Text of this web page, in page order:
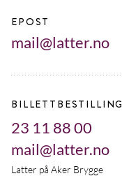
EPOST
mail@latter.no
BILLETTBESTILLING
23 11 88 00
mail@latter.no
Latter på Aker Brygge